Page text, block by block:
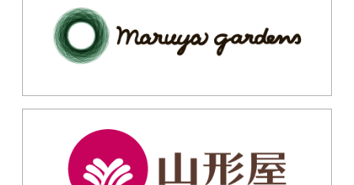
REBNISE STAND KEN'S CAFE TOKYO